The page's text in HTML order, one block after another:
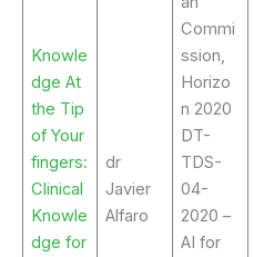
Knowle
dge At
the Tip
of Your
fingers:
Clinical
Knowle
dge for
dr
Javier
Alfaro
Commi
ssion,
Horizo
n 2020
DT-
TDS-
04-
2020 –
AI for